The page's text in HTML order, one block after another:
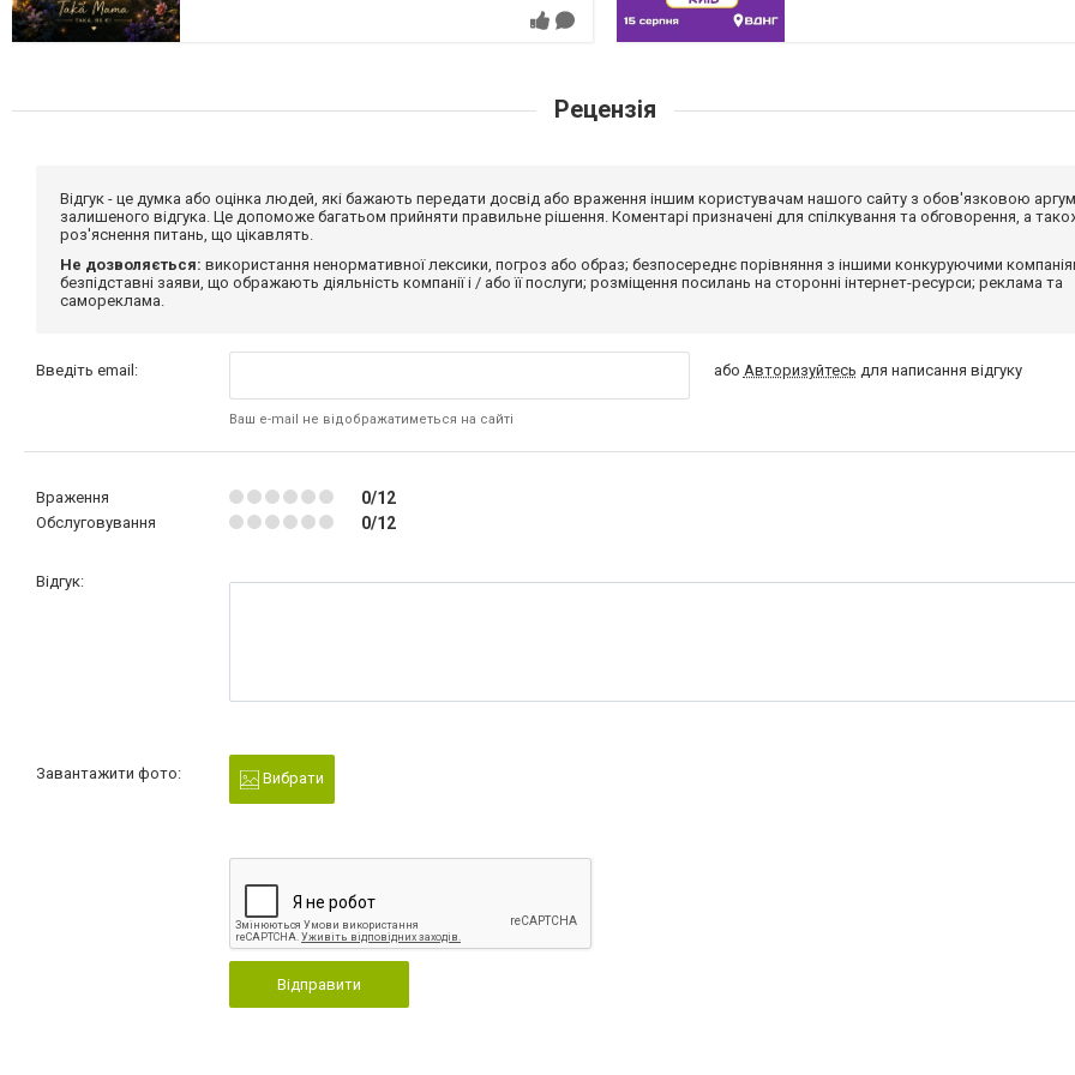
Рецензія
Відгук - це думка або оцінка людей, які бажають передати досвід або враження іншим користувачам нашого сайту з обов'язковою
залишеного відгука. Це допоможе багатьом прийняти правильне рішення. Коментарі призначені для спілкування та обговорення, а
роз'яснення питань, що цікавлять.
Не дозволяється: використання ненормативної лексики, погроз або образ; безпосереднє порівняння з іншими конкуруючими
безпідставні заяви, що ображають діяльність компанії і / або її послуги; розміщення посилань на сторонні інтернет-ресурси; реклама та
самореклама.
Введіть email:
Ваш e-mail не відображатиметься на сайті
або Авторизуйтесь для написання відгуку
Враження 0/12
Обслуговування 0/12
Відгук:
Завантажити фото: Вибрати
Відправити